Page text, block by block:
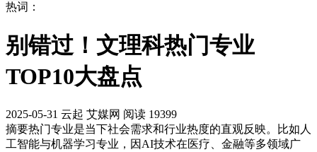
热词：
别错过！文理科热门专业
TOP10大盘点
2025-05-31 云起 艾媒网 阅读 19399
摘要热门专业是当下社会需求和行业热度的直观反映。比如人
工智能与机器学习专业，因AI技术在医疗、金融等多领域广